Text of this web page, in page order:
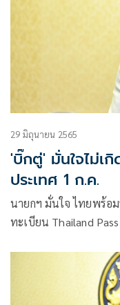
29 มิถุนายน 2565
'บิ๊กตู่' มั่นใจไม่เ
ประเทศ 1 ก.ค.
นายกฯ มั่นใจ ไทยพร้อม
ทะเบียน Thailand